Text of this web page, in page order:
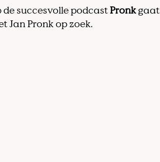
succesvolle podcastPronkgaat
Jan Pronk op zoek.